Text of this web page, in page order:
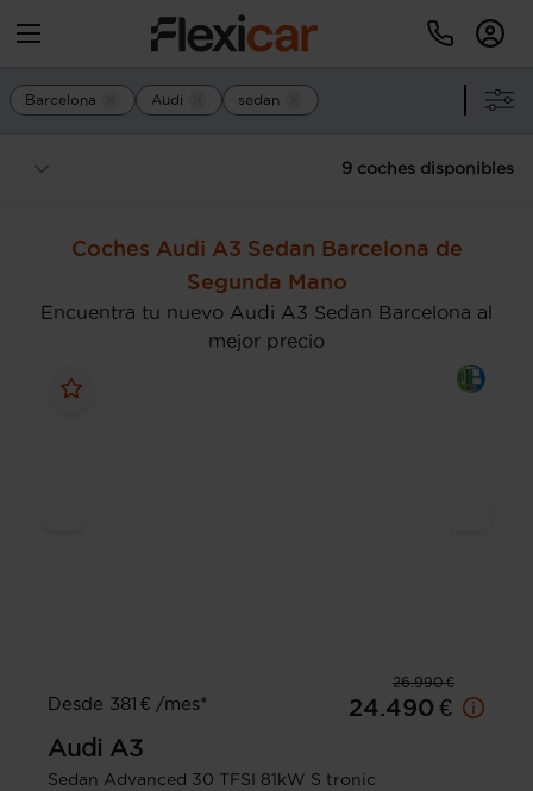
Barcelona Audi sedan
9 coches disponibles
Coches Audi A3 Sedan Barcelona de
Segunda Mano
Encuentra tu nuevo Audi A3 Sedan Barcelona al
mejor precio
26.990 €
Desde 381 € /mes*
24.490 €
Audi A3
Sedan Advanced 30 TFSI 81kW S tronic